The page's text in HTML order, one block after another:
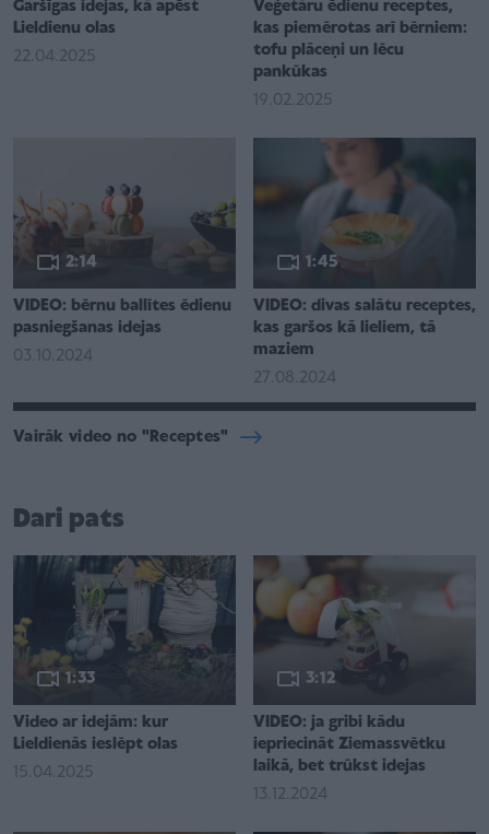
Garšīgas idejas, kā apēst
Lieldienu olas
22.04.2025
Veģetāru ēdienu receptes,
kas piemērotas arī bērniem:
tofu plāceņi un lēcu
pankūkas
19.02.2025
2:14
VIDEO: bērnu ballītes ēdienu
pasniegšanas idejas
03.10.2024
1:45
VIDEO: divas salātu receptes,
kas garšos kā lieliem, tā
maziem
27.08.2024
Vairāk video no "Receptes"
Dari pats
1:33
Video ar idejām: kur
Lieldienās ieslēpt olas
15.04.2025
3:12
VIDEO: ja gribi kādu
iepriecināt Ziemassvētku
laikā, bet trūkst idejas
13.12.2024